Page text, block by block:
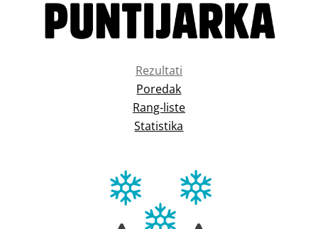
Rezultati
Poredak
Rang-liste
Statistika